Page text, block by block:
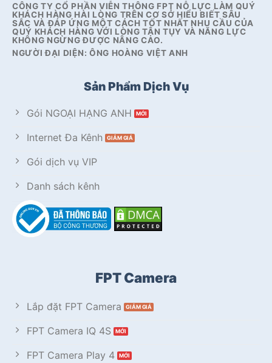
CÔNG TY CỔ PHẦN VIỄN THÔNG FPT NỖ LỰC LÀM QUÝ
KHÁCH HÀNG HÀI LÒNG TRÊN CƠ SỞ HIỂU BIẾT SÂU
SẮC VÀ ĐÁP ỨNG MỘT CÁCH TỐT NHẤT NHU CẦU CỦA
QUÝ KHÁCH HÀNG VỚI LÒNG TẬN TỤY VÀ NĂNG LỰC
KHÔNG NGỪNG ĐƯỢC NÂNG CAO.
NGƯỜI ĐẠI DIỆN: ÔNG HOÀNG VIỆT ANH
Sản Phẩm Dịch Vụ
Gói NGOẠI HẠNG ANH
Internet Đa Kênh
Gói dịch vụ VIP
Danh sách kênh
FPT Camera
Lắp đặt FPT Camera
FPT Camera IQ 4S
FPT Camera Play 4